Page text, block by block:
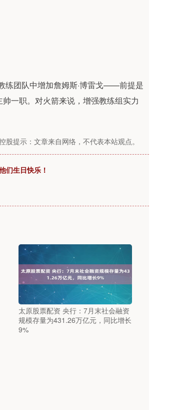
练团队中增加詹姆斯·博雷戈——前提是
一职。对火箭来说，增强教练组实力
股提示：文章来自网络，不代表本站观点。
们生日快乐！
太原股票配资 央行：7月末社会融资
规模存量为431.26万亿元，同比增长
9%